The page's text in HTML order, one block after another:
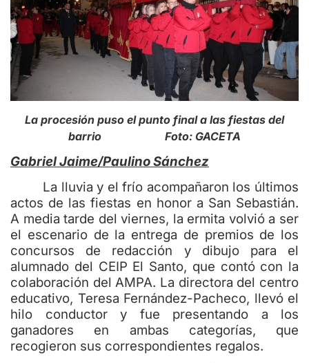
La procesión puso el punto final a las fiestas del
barrio Foto: GACETA
Gabriel Jaime/Paulino Sánchez
La lluvia y el frío acompañaron los últimos
actos de las fiestas en honor a San Sebastián.
A media tarde del viernes, la ermita volvió a ser
el escenario de la entrega de premios de los
concursos de redacción y dibujo para el
alumnado del CEIP El Santo, que contó con la
colaboración del AMPA. La directora del centro
educativo, Teresa Fernández-Pacheco, llevó el
hilo conductor y fue presentando a los
ganadores en ambas categorías, que
recogieron sus correspondientes regalos.